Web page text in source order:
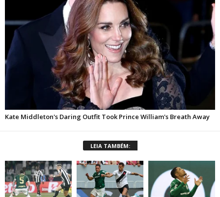
LEIA TAMBÉM: